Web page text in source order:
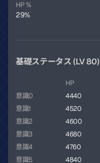
HP %
29%
基礎ステータス (LV 80)
HP
意識0
4440
意識1
4520
意識2
4600
意識3
4680
意識4
4760
意識5
4840